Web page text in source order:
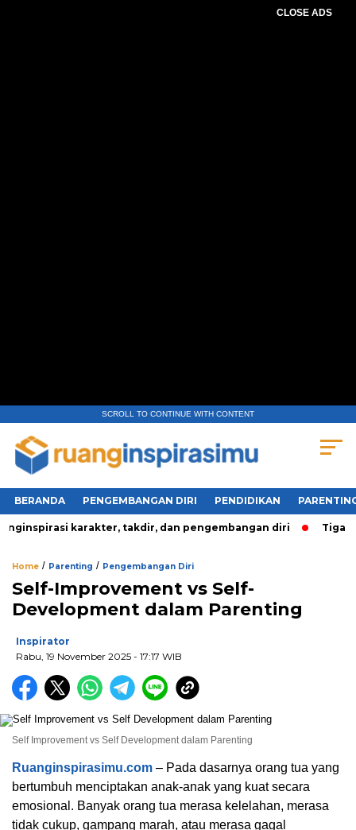
CLOSE ADS
SCROLL TO CONTINUE WITH CONTENT
BERANDA PENGEMBANGAN DIRI PENDIDIKAN
karakter, takdir, dan pengembangan diri Tiga
Home / Parenting / Pengembangan Diri
Self-Improvement vs Self-
Development dalam Parenting
Inspirator
Rabu, 19 November 2025 - 17:17 WIB
Self Improvement vs Self Development dalam Parenting
Ruanginspirasimu.com – Pada dasarnya orang tua yang
bertumbuh menciptakan anak-anak yang kuat secara
emosional. Banyak orang tua merasa kelelahan, merasa
tidak cukup, gampang marah, atau merasa gagal